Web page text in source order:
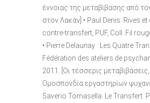
έννοιας της μεταβίβασης από
στον Λακάν] • Paul Denis: Rives et
contre-transfert, PUF, Coll. Fil
• Pierre Delaunay : Les Quatre
Fédération des ateliers de
2011. [Οι τέσσερις μεταβιβάσεις,
Ομοσπονδία εργαστηρίων
Saverio Tomasella: Le Transfert.